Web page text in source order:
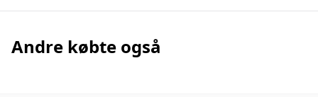
Andre købte også